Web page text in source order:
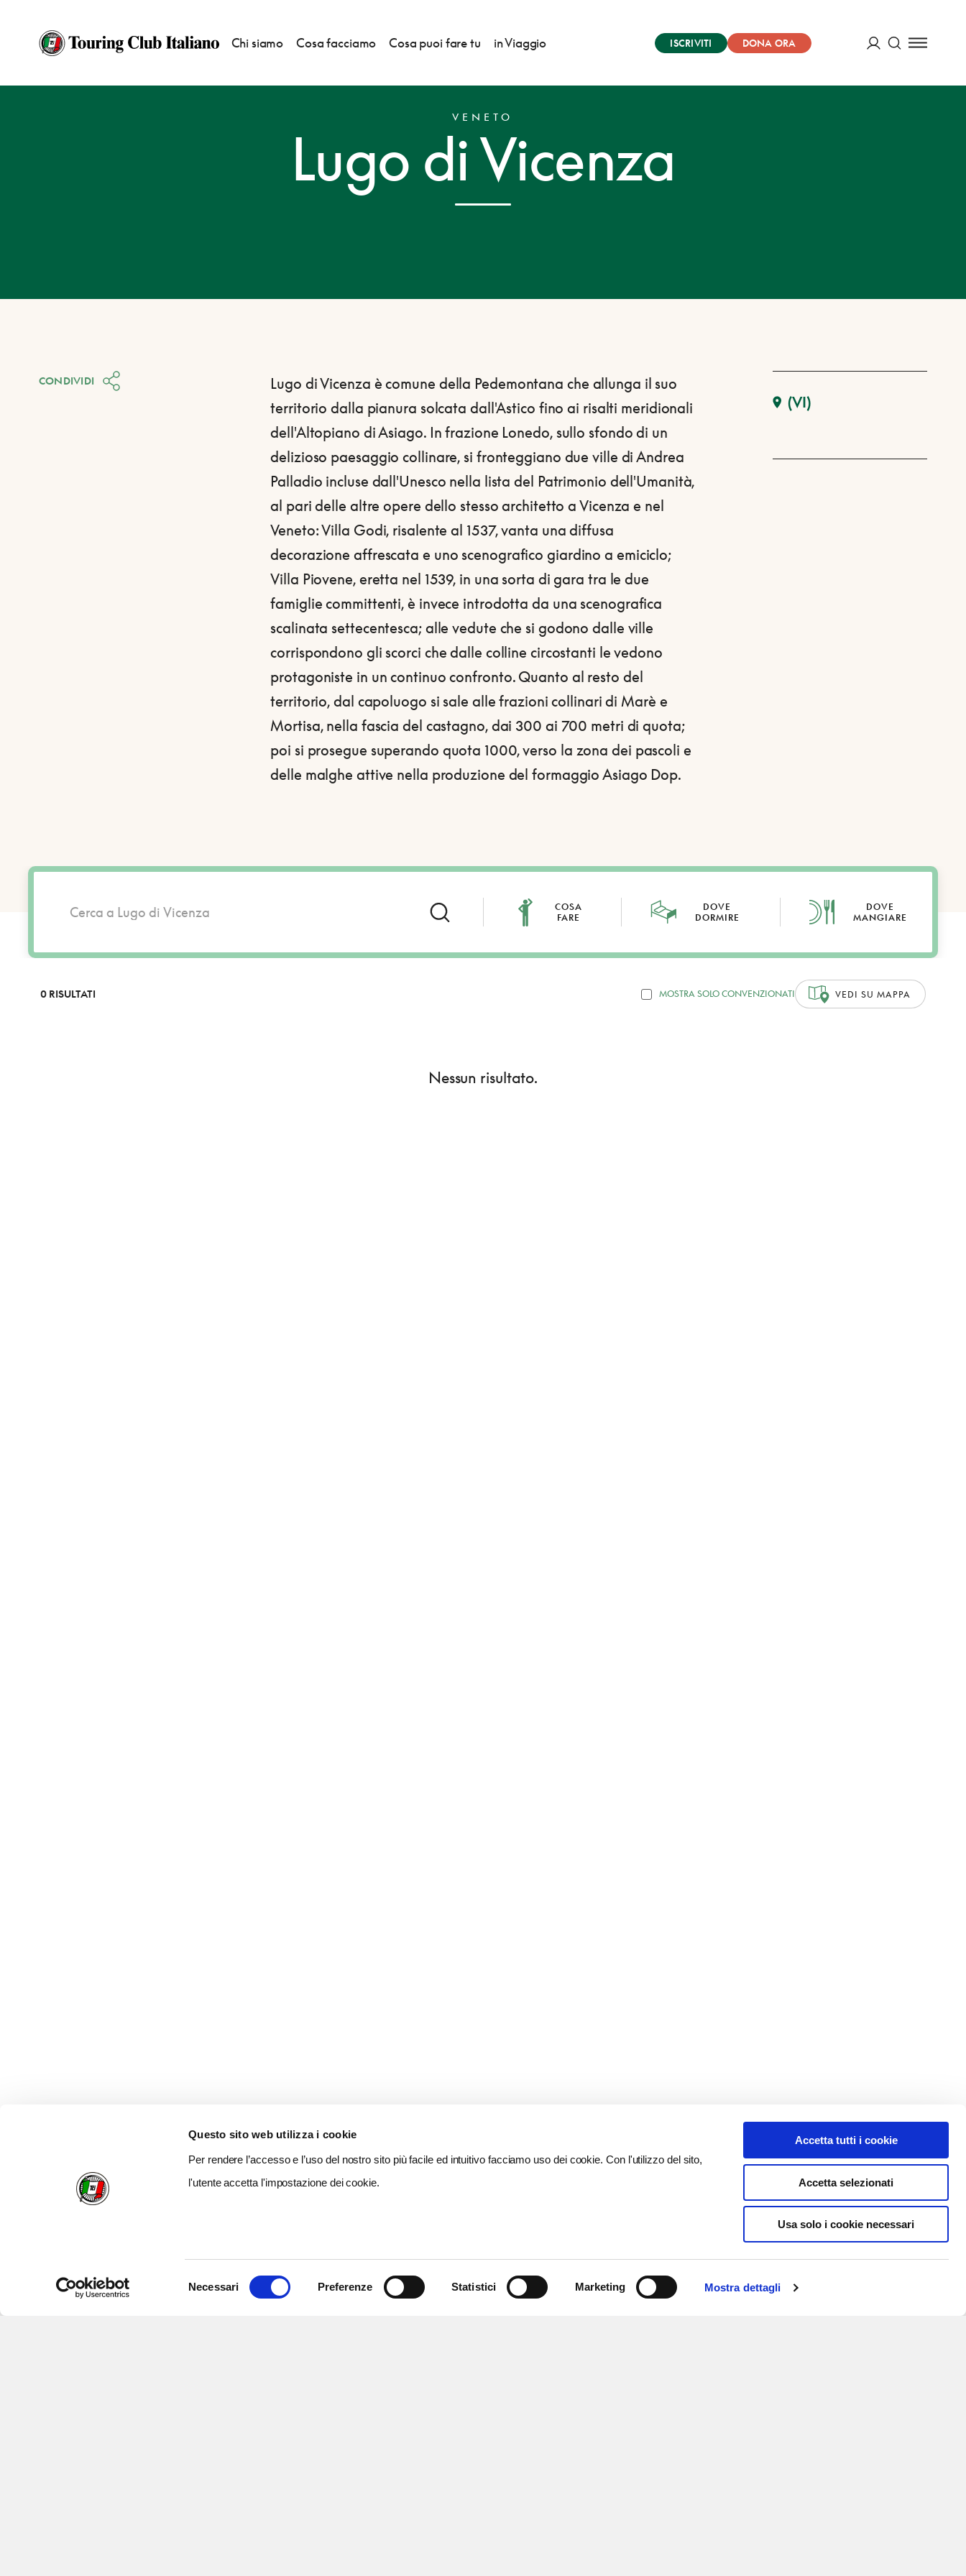
Questo sito web utilizza i cookie
Per rendere l’accesso e l’uso del nostro sito più facile ed intuitivo facciamo uso dei cookie. Con l'utilizzo del sito,
l'utente accetta l'impostazione dei cookie.
Necessari Preferenze Statistici Marketing Mostra dettagli
Accetta tutti i cookie
Accetta selezionati
Usa solo i cookie necessari
Chi siamo Cosa facciamo Cosa puoi fare tu in Viaggio ISCRIVITI
DONA ORA
HOME DESTINAZIONI LUGO DI VICENZA
VENETO
Lugo di Vicenza
Lugo di Vicenza è comune della Pedemontana che allunga il suo
territorio dalla pianura solcata dall'Astico fino ai risalti meridionali
dell'Altopiano di Asiago. In frazione Lonedo, sullo sfondo di un
delizioso paesaggio collinare, si fronteggiano due ville di Andrea
Palladio incluse dall'Unesco nella lista del Patrimonio dell'Umanità,
al pari delle altre opere dello stesso architetto a Vicenza e nel
Veneto: Villa Godi, risalente al 1537, vanta una diffusa
decorazione affrescata e uno scenografico giardino a emiciclo;
Villa Piovene, eretta nel 1539, in una sorta di gara tra le due
famiglie committenti, è invece introdotta da una scenografica
scalinata settecentesca; alle vedute che si godono dalle ville
corrispondono gli scorci che dalle colline circostanti le vedono
protagoniste in un continuo confronto. Quanto al resto del
territorio, dal capoluogo si sale alle frazioni collinari di Marè e
Mortisa, nella fascia del castagno, dai 300 ai 700 metri di quota;
poi si prosegue superando quota 1000, verso la zona dei pascoli e
delle malghe attive nella produzione del formaggio Asiago Dop.
CONDIVIDI
(VI)
COSA
FARE
DOVE
DORMIRE
DOVE
MANGIARE
0 RISULTATI MOSTRA SOLO CONVENZIONATI VEDI SU MAPPA
Nessun risultato.